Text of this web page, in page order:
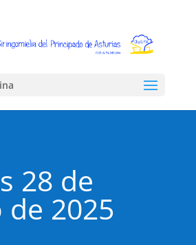
28 de
2025